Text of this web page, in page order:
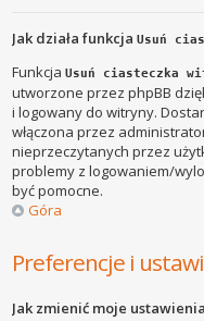
Jak działa funkcjaUsuń
FunkcjaUsuń ciasteczka
utworzone przez phpBB
i logowany do witryny.
włączona przez
nieprzeczytanych przez
problemy z logowaniem/
być pomocne.
Góra
Preferencje i
Jak zmienić moje